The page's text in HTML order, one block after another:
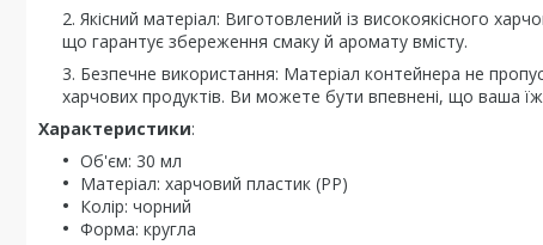
Якісний матеріал: Виготовлений із високоякісного
що гарантує збереження смаку й аромату вмісту.
Безпечне використання: Матеріал контейнера не
харчових продуктів. Ви можете бути впевнені, що ваша
Характеристики:
Об'єм: 30 мл
Матеріал: харчовий пластик (PP)
Колір: чорний
Форма: кругла